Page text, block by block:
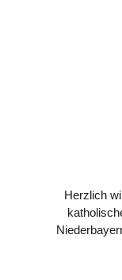
Herzlich